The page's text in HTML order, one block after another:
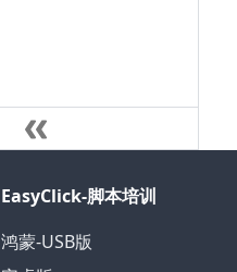
EasyClick-脚本培训
鸿蒙-USB版